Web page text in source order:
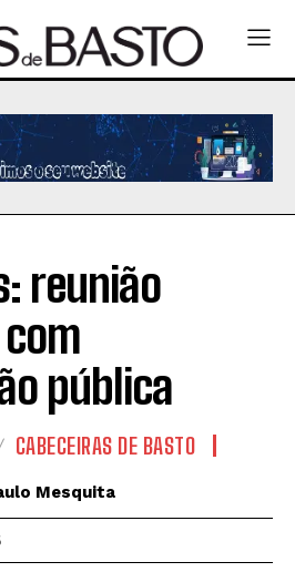
reunião
pública
CABECEIRAS DE BASTO
Mesquita